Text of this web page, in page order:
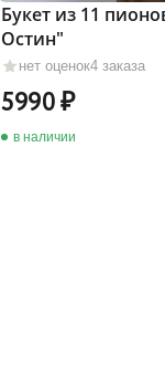
нет оценок4 заказа
Букет из 11
Остин"
5990
в наличии